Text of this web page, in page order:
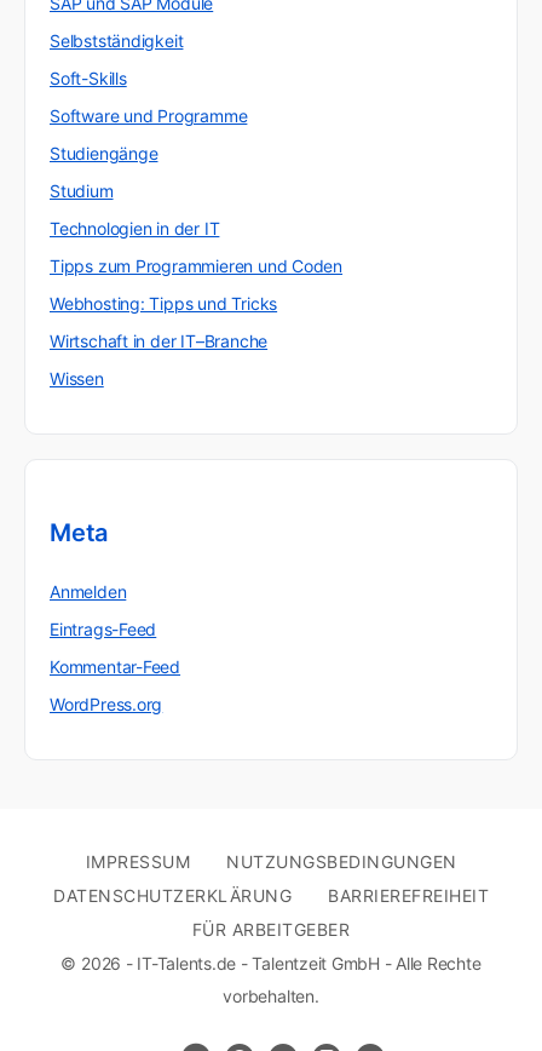
Selbstständigkeit
Soft-Skills
Software und Programme
Studiengänge
Studium
Technologien in der IT
Tipps zum Programmieren und Coden
Webhosting: Tipps und Tricks
Wirtschaft in der IT–Branche
Wissen
Meta
Anmelden
Eintrags-Feed
Kommentar-Feed
WordPress.org
IMPRESSUM
NUTZUNGSBEDINGUNGEN
DATENSCHUTZERKLÄRUNG
BARRIEREFREIHEIT
FÜR ARBEITGEBER
© 2026 - IT-Talents.de - Talentzeit GmbH - Alle Rechte
vorbehalten.